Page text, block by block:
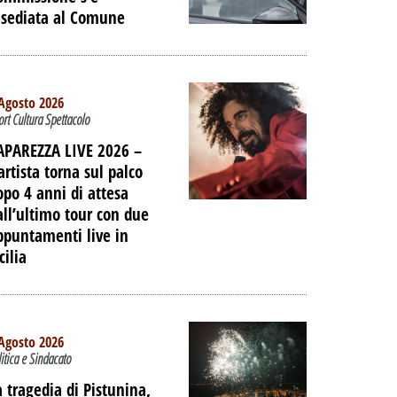
DELL'EX
al Comune
2026
Cultura Spettacolo
LIVE 2026 –
torna sul palco
4 anni di attesa
tour con due
live in
2026
e Sindacato
tragedia di Pistunina,